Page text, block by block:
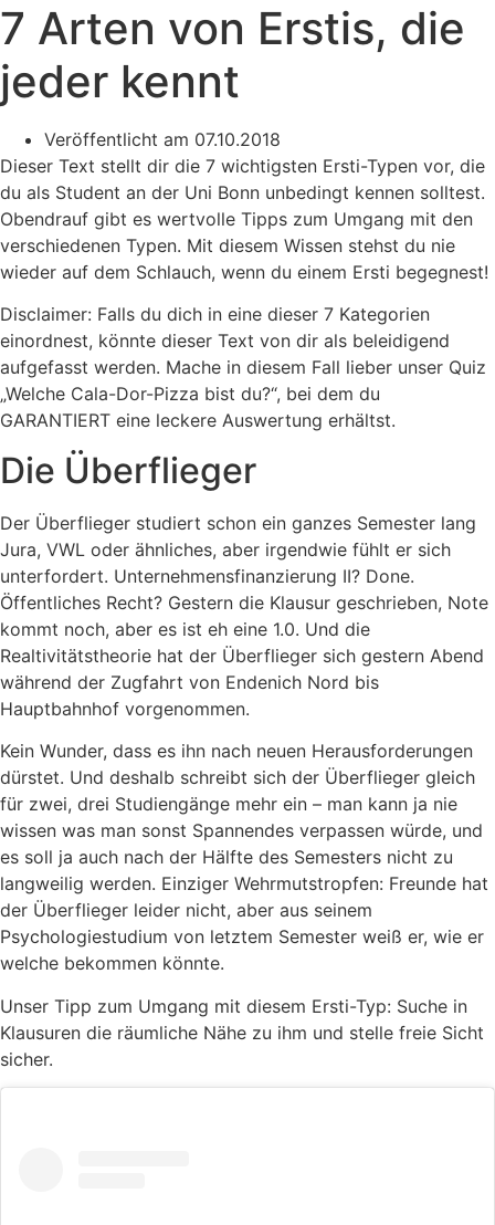
7 Arten von Erstis, die
jeder kennt
Veröffentlicht am 07.10.2018
Dieser Text stellt dir die 7 wichtigsten Ersti-Typen vor, die
du als Student an der Uni Bonn unbedingt kennen solltest.
Obendrauf gibt es wertvolle Tipps zum Umgang mit den
verschiedenen Typen. Mit diesem Wissen stehst du nie
wieder auf dem Schlauch, wenn du einem Ersti begegnest!
Disclaimer: Falls du dich in eine dieser 7 Kategorien
einordnest, könnte dieser Text von dir als beleidigend
aufgefasst werden. Mache in diesem Fall lieber unser Quiz
„Welche Cala-Dor-Pizza bist du?“, bei dem du
GARANTIERT eine leckere Auswertung erhältst.
Die Überflieger
Der Überflieger studiert schon ein ganzes Semester lang
Jura, VWL oder ähnliches, aber irgendwie fühlt er sich
unterfordert. Unternehmensfinanzierung II? Done.
Öffentliches Recht? Gestern die Klausur geschrieben, Note
kommt noch, aber es ist eh eine 1.0. Und die
Realtivitätstheorie hat der Überflieger sich gestern Abend
während der Zugfahrt von Endenich Nord bis
Hauptbahnhof vorgenommen.
Kein Wunder, dass es ihn nach neuen Herausforderungen
dürstet. Und deshalb schreibt sich der Überflieger gleich
für zwei, drei Studiengänge mehr ein – man kann ja nie
wissen was man sonst Spannendes verpassen würde, und
es soll ja auch nach der Hälfte des Semesters nicht zu
langweilig werden. Einziger Wehrmutstropfen: Freunde hat
der Überflieger leider nicht, aber aus seinem
Psychologiestudium von letztem Semester weiß er, wie er
welche bekommen könnte.
Unser Tipp zum Umgang mit diesem Ersti-Typ: Suche in
Klausuren die räumliche Nähe zu ihm und stelle freie Sicht
sicher.